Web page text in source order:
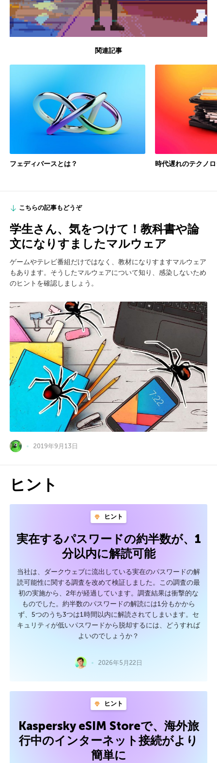
関連記事
フェディバースとは？ 時代遅れのテクノ
こちらの記事もどうぞ
学生さん、気をつけて！教科書や論
文になりすましたマルウェア
ゲームやテレビ番組だけではなく、教材になりすますマルウェア
もあります。そうしたマルウェアについて知り、感染しないため
のヒントを確認しましょう。
2019年9月13日
ヒント
ヒント
実在するパスワードの約半数が、1
分以内に解読可能
当社は、ダークウェブに流出している実在のパスワードの解
読可能性に関する調査を改めて検証しました。この調査の最
初の実施から、2年が経過しています。調査結果は衝撃的な
ものでした。約半数のパスワードの解読には1分もかから
ず、5つのうち3つは1時間以内に解読されてしまいます。セ
キュリティが低いパスワードから脱却するには、どうすれば
よいのでしょうか？
2026年5月22日
ヒント
Kaspersky eSIM Storeで、海外旅
行中のインターネット接続がより
簡単に